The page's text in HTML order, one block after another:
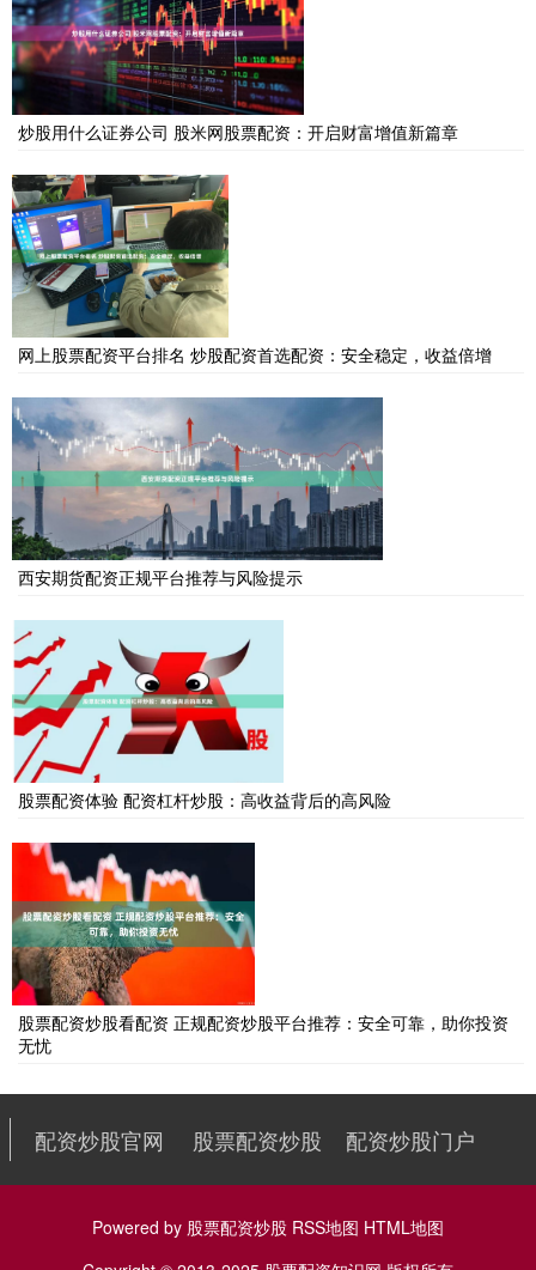
炒股用什么证券公司 股米网股票配资：开启财富增值新篇章
网上股票配资平台排名 炒股配资首选配资：安全稳定，收益倍增
西安期货配资正规平台推荐与风险提示
股票配资体验 配资杠杆炒股：高收益背后的高风险
股票配资炒股看配资 正规配资炒股平台推荐：安全可靠，助你投资
无忧
配资炒股官网 股票配资炒股 配资炒股门户
Powered by 股票配资炒股 RSS地图 HTML地图